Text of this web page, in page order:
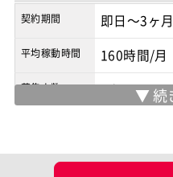
契約期間 即日～3ヶ
平均稼動時間 160時間/月
募集人数 1人
面談回数 2回